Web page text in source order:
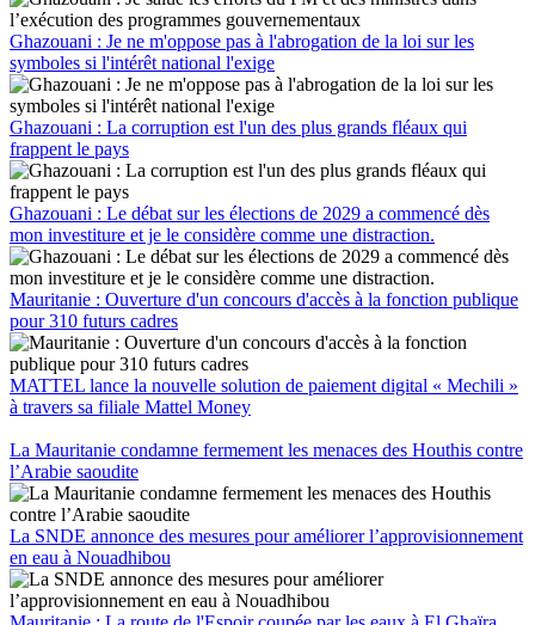
Ghazouani : Je ne m'oppose pas à l'abrogation de la loi sur les
symboles si l'intérêt national l'exige
Ghazouani : La corruption est l'un des plus grands fléaux qui
frappent le pays
Ghazouani : Le débat sur les élections de 2029 a commencé dès
mon investiture et je le considère comme une distraction.
Mauritanie : Ouverture d'un concours d'accès à la fonction publique
pour 310 futurs cadres
MATTEL lance la nouvelle solution de paiement digital « Mechili »
à travers sa filiale Mattel Money
La Mauritanie condamne fermement les menaces des Houthis contre
l’Arabie saoudite
La SNDE annonce des mesures pour améliorer l’approvisionnement
en eau à Nouadhibou